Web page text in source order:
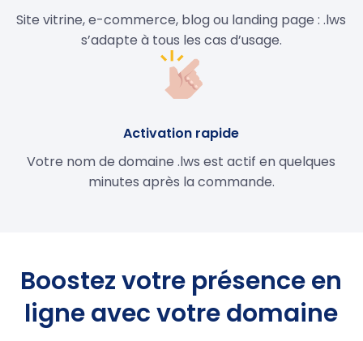
Site vitrine, e-commerce, blog ou landing page : .lws
s’adapte à tous les cas d’usage.
Activation rapide
Votre nom de domaine .lws est actif en quelques
minutes après la commande.
Boostez votre présence en
ligne avec votre domaine